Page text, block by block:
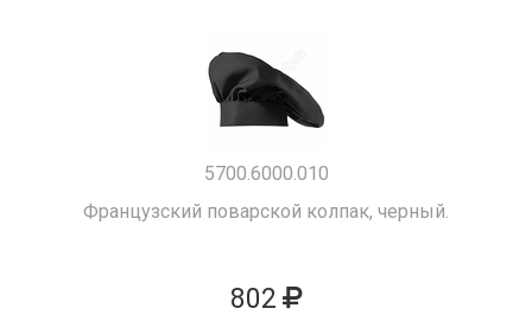
5700.6000.010
Французский поварской колпак, черный.
802